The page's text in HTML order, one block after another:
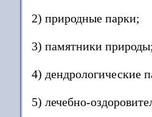
2) природные парки;
3) памятники
4) дендрологические
5) лечебно-